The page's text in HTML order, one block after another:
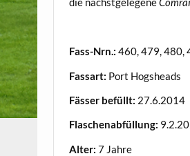
Fass-Nrn.: 460, 479, 480,
Fassart: Port Hogsheads
Fässer befüllt: 27.6.2014
Flaschenabfüllung:
Alter: 7 Jahre